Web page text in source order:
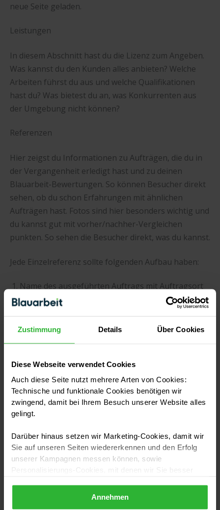
Zustimmung Details Über Cookies
Diese Webseite verwendet Cookies
Auch diese Seite nutzt mehrere Arten von Cookies:
Technische und funktionale Cookies benötigen wir
zwingend, damit bei Ihrem Besuch unserer Website alles
gelingt.
Darüber hinaus setzen wir Marketing-Cookies, damit wir
Sie auf unseren Seiten wiedererkennen und den Erfolg
unserer Kampagnen messen können, sowie
Personalisierungs-Cookies, mit denen wir Sie besser
Annehmen
neue Seite geladen.
Leistungen
In diesem Abschnitt hast du die Lizenz zum Angeben.
Was kannst du den Kunden alles anbieten? Welche
Arbeiten führst du aus und welche Qualifikationen
hast du? Was bietest du an, was Konkurrenten aus
der Umgebung nicht können?
Referenzen
Hier zeigst du Informationen zu Aufträgen, die du in
der Vergangenheit erledigt hast und zu deinen
Blauarbeit-Bewertungen. So können Besucher direkt
sehen, ob du schon Erfahrungen mit ähnlichen
Aufträgen hast. Fotos sind hier besonders wichtig und
du kannst gut mit vorher/nachher-Vergleichen
punkten. So sehen die Besucher direkt, was du kannst.
Jede Einzelreferenz sollte folgenden Aufbau haben:
Name des ausgeführten Auftrags mit Auftragsort
Wenn vorhanden: Zwei aussagekräftige
Kurze Beschreibung des Auftrags
Optional: Welche Teammitglieder waren
dabei?
Optional: Empfehlung vom Auftraggeber
Wenn vorhanden: Weitere Bilder vom Auftrag
Kameramann dabei haben. Es reicht aus, wenn du
einen Mitarbeiter mit der Erlaubnis des
Auftraggebers Fotos machen lässt. Außerdem
brauchst du nur Referenzen zu den wichtigsten
Auftragsarten. Welche das sind, unterscheidet sich je